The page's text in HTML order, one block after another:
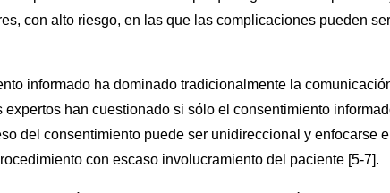
con alto riesgo, en las que las complicaciones pueden ser
informado ha dominado tradicionalmente la
han cuestionado si sólo el consentimiento
del consentimiento puede ser unidireccional y enfocarse
con escaso involucramiento del paciente [5-7].